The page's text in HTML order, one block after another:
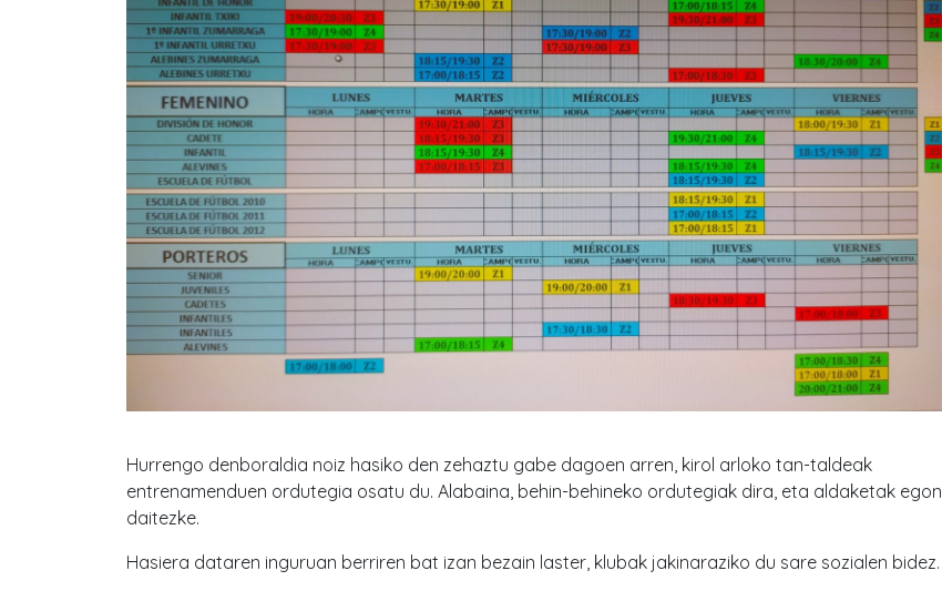
Hurrengo denboraldia noiz hasiko den zehaztu gabe dagoen arren, kirol arloko tan-taldeak
entrenamenduen ordutegia osatu du. Alabaina, behin-behineko ordutegiak dira, eta aldaketak egon
daitezke.
Hasiera dataren inguruan berriren bat izan bezain laster, klubak jakinaraziko du sare sozialen bidez.